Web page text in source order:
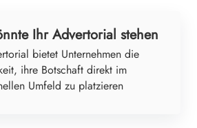
Ihr Advertorial stehen
bietet Unternehmen die
ihre Botschaft direkt im
Umfeld zu platzieren